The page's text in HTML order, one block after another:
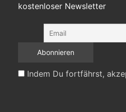
kostenloser Newsletter
Indem Du fortfährst,